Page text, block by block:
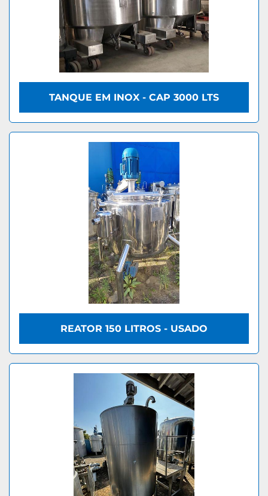
TANQUE EM INOX - CAP 3000 LTS
REATOR 150 LITROS - USADO